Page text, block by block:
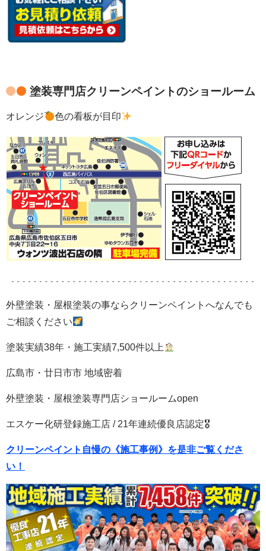
塗装専門店クリーンペイントのショールーム
オレンジ 色の看板が目印
外壁塗装・屋根塗装の事ならクリーンペイントへなんでも
ご相談ください
塗装実績38年・施工実績7,500件以上
広島市・廿日市市 地域密着
外壁塗装・屋根塗装専門店ショールームopen
エスケー化研登録施工店 / 21年連続優良店認定🎖
クリーンペイント自慢の《施工事例》を是非ご覧くださ
い！